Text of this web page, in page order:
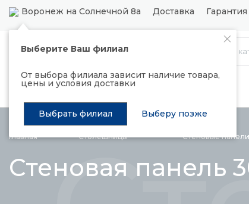
Воронеж на Солнечной 8а Доставка
Выберите Ваш филиал
От выбора филиала зависит наличие товара,
цены и условия доставки
Выбрать филиал Выберу позже
Каталог
Распродажа Подъемные механизмы
Главная Столешницы Стеновые панели
Стеновая панель